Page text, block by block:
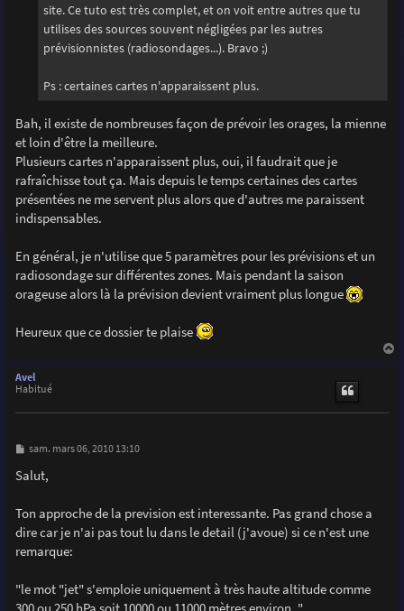
site. Ce tuto est très complet, et on voit entre autres que tu
utilises des sources souvent négligées par les autres
prévisionnistes (radiosondages...). Bravo ;)
Ps : certaines cartes n'apparaissent plus.
Bah, il existe de nombreuses façon de prévoir les orages, la mienne
et loin d'être la meilleure.
Plusieurs cartes n'apparaissent plus, oui, il faudrait que je
rafraîchisse tout ça. Mais depuis le temps certaines des cartes
présentées ne me servent plus alors que d'autres me paraissent
indispensables.
En général, je n'utilise que 5 paramètres pour les prévisions et un
radiosondage sur différentes zones. Mais pendant la saison
orageuse alors là la prévision devient vraiment plus longue
Heureux que ce dossier te plaise
Avel
Habitué
M
s
s
e
sam. mars 06, 2010 13:10
Salut,
Ton approche de la prevision est interessante. Pas grand chose a
dire car je n'ai pas tout lu dans le detail (j'avoue) si ce n'est une
remarque:
"le mot "jet" s'emploie uniquement à très haute altitude comme